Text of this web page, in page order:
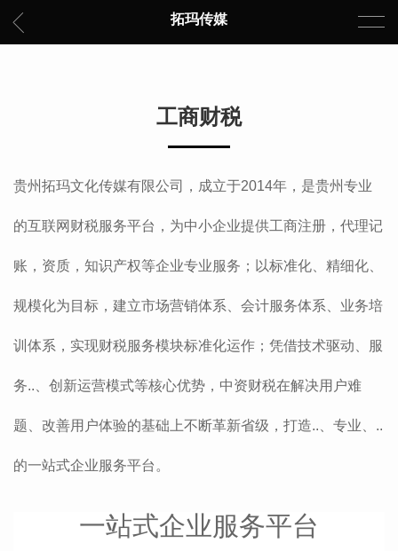
拓玛传媒
工商财税
贵州拓玛文化传媒有限公司，成立于2014年，是贵州专业
的互联网财税服务平台，为中小企业提供工商注册，代理记
账，资质，知识产权等企业专业服务；以标准化、精细化、
规模化为目标，建立市场营销体系、会计服务体系、业务培
训体系，实现财税服务模块标准化运作；凭借技术驱动、服
务..、创新运营模式等核心优势，中资财税在解决用户难
题、改善用户体验的基础上不断革新省级，打造..、专业、..
的一站式企业服务平台。
一站式企业服务平台